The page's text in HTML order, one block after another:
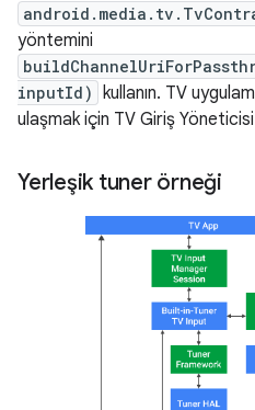
yöntemini
inputId)
kullanın. TV
ulaşmak için TV Giriş
Yerleşik tuner örneği